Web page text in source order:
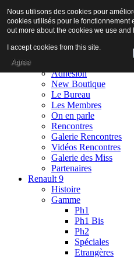
Accueil
Club
Adhésion
New Boutique
Le Bureau
Les Membres
On en parle
Rencontres
Galerie Rencontres
Vidéos Rencontres
Galerie des Miss
Partenaires
Renault 9
Histoire
Gamme
Ph1
Ph1 Bis
Ph2
Spéciales
Etrangères
Nous utilisons des cookies pour
cookies utilisés pour le fonctionnement
out more about the cookies we use
I accept cookies from this site.
Agree